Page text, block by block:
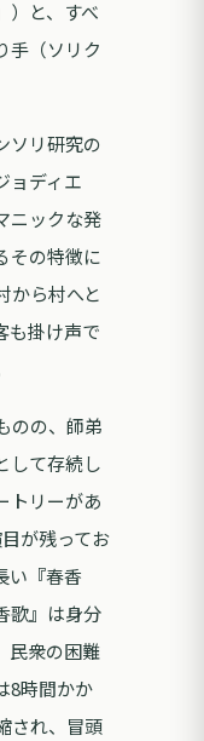
）と、すべ
手（ソリク
ソリ研究の
ョディエ
ニックな発
その特徴に
から村へと
も掛け声で
のの、師弟
して存続し
トリーがあ
が残ってお
い『春香
歌』は身分
民衆の困難
8時間かか
され、冒頭